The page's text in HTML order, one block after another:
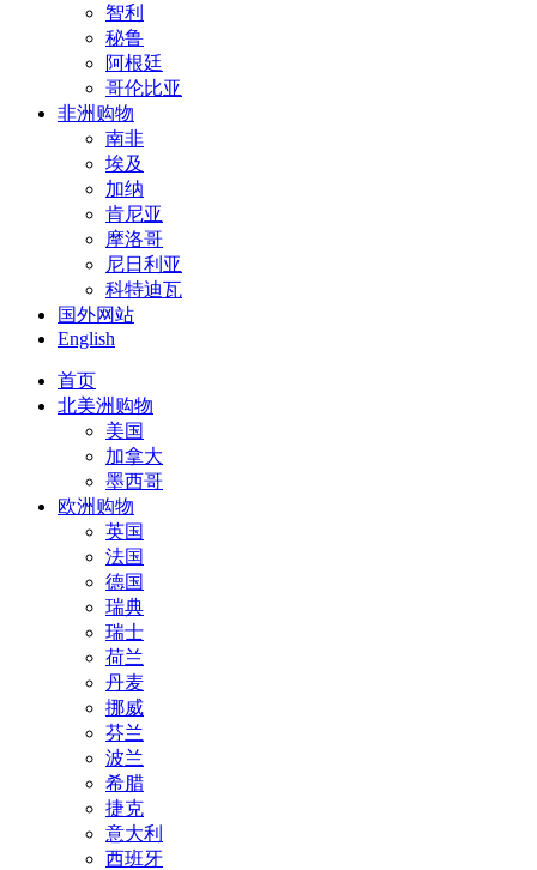
智利
秘鲁
阿根廷
哥伦比亚
非洲购物
南非
埃及
加纳
肯尼亚
摩洛哥
尼日利亚
科特迪瓦
国外网站
English
首页
北美洲购物
美国
加拿大
墨西哥
欧洲购物
英国
法国
德国
瑞典
瑞士
荷兰
丹麦
挪威
芬兰
波兰
希腊
捷克
意大利
西班牙